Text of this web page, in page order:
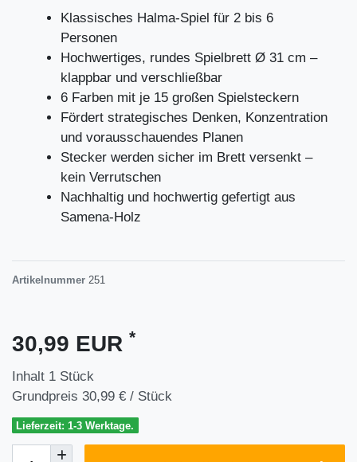
Klassisches Halma-Spiel für 2 bis 6
Personen
Hochwertiges, rundes Spielbrett Ø 31 cm –
klappbar und verschließbar
6 Farben mit je 15 großen Spielsteckern
Fördert strategisches Denken, Konzentration
und vorausschauendes Planen
Stecker werden sicher im Brett versenkt –
kein Verrutschen
Nachhaltig und hochwertig gefertigt aus
Samena-Holz
Artikelnummer 251
30,99 EUR *
Inhalt 1 Stück
Grundpreis 30,99 € / Stück
Lieferzeit: 1-3 Werktage.